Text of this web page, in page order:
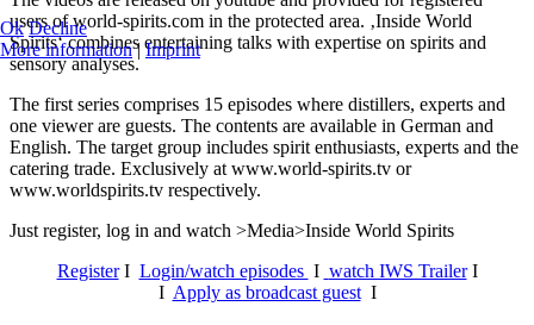
users of world-spirits.com in the protected area. ‚Inside World
Spirits‘ combines entertaining talks with expertise on spirits and
sensory analyses.
The first series comprises 15 episodes where distillers, experts and
one viewer are guests. The contents are available in German and
English. The target group includes spirit enthusiasts, experts and the
catering trade. Exclusively at www.world-spirits.tv or
www.worldspirits.tv respectively.
Just register, log in and watch >Media>Inside World Spirits
RegisterI Login/watch episodes I watch IWS TrailerI
I Apply as broadcast guestI
Ok Decline
More information|Imprint